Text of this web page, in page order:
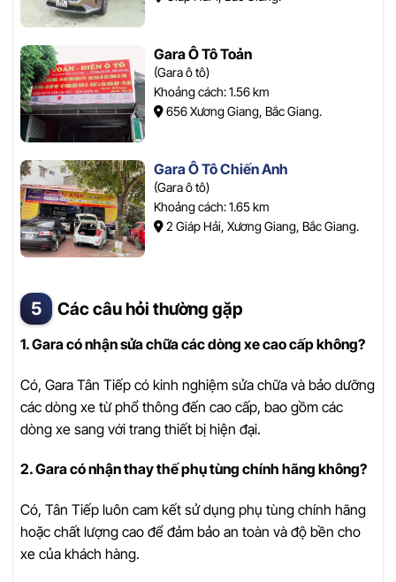
Gara Ô Tô Toản
(Gara ô tô)
Khoảng cách: 1.56 km
656 Xương Giang, Bắc Giang.
Gara Ô Tô Chiến Anh
(Gara ô tô)
Khoảng cách: 1.65 km
2 Giáp Hải, Xương Giang, Bắc Giang.
Các câu hỏi thường gặp
1. Gara có nhận sửa chữa các dòng xe cao cấp không?
Có, Gara Tân Tiếp có kinh nghiệm sửa chữa và bảo dưỡng
các dòng xe từ phổ thông đến cao cấp, bao gồm các
dòng xe sang với trang thiết bị hiện đại.
2. Gara có nhận thay thế phụ tùng chính hãng không?
Có, Tân Tiếp luôn cam kết sử dụng phụ tùng chính hãng
hoặc chất lượng cao để đảm bảo an toàn và độ bền cho
xe của khách hàng.